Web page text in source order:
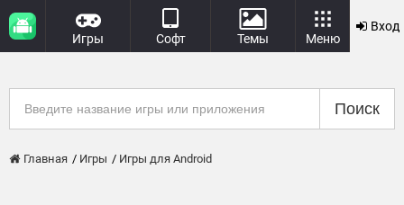
Игры Софт Темы Меню
Вход
Поиск
Главная Игры Игры для Android